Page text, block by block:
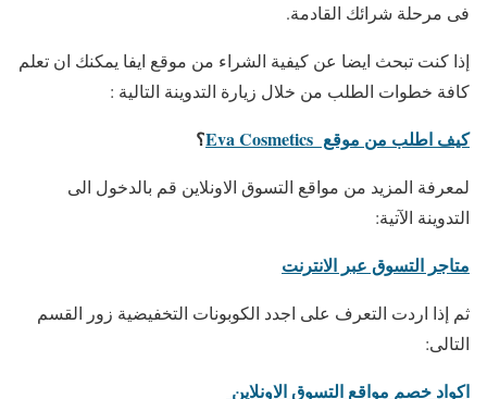
فى مرحلة شرائك القادمة.
إذا كنت تبحث ايضا عن كيفية الشراء من موقع ايفا يمكنك ان تعلم
كافة خطوات الطلب من خلال زيارة التدوينة التالية :
كيف اطلب من موقع Eva Cosmetics ؟
لمعرفة المزيد من مواقع التسوق الاونلاين قم بالدخول الى
التدوينة الآتية:
متاجر التسوق عبر الانترنت
ثم إذا اردت التعرف على اجدد الكوبونات التخفيضية زور القسم
التالى:
اكواد خصم مواقع التسوق الاونلاين